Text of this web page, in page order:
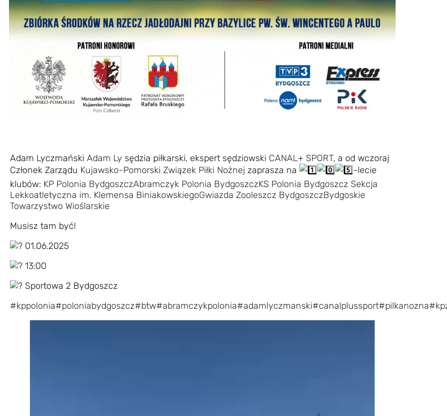
Adam Lyczmański Adam Ly sędzia piłkarski, ekspert sędziowski CANAL+ SPORT, a od wczoraj
Członek Zarządu Kujawsko-Pomorski Związek Piłki Nożnej zaprasza na
-lecie
klubów: KP Polonia BydgoszczAbramczyk Polonia BydgoszczKS Polonia Bydgoszcz Sekcja
Lekkoatletyczna im. Klemensa BiniakowskiegoGwiazda Zooleszcz BydgoszczBydgoskie
Towarzystwo Wioślarskie
Musisz tam być!
01.06.2025
13:00
Sportowa 2 Bydgoszcz
#kppolonia#poloniabydgoszcz#btw#abramczykpolonia#adamlyczmanski#canalplussport#pilkanozna